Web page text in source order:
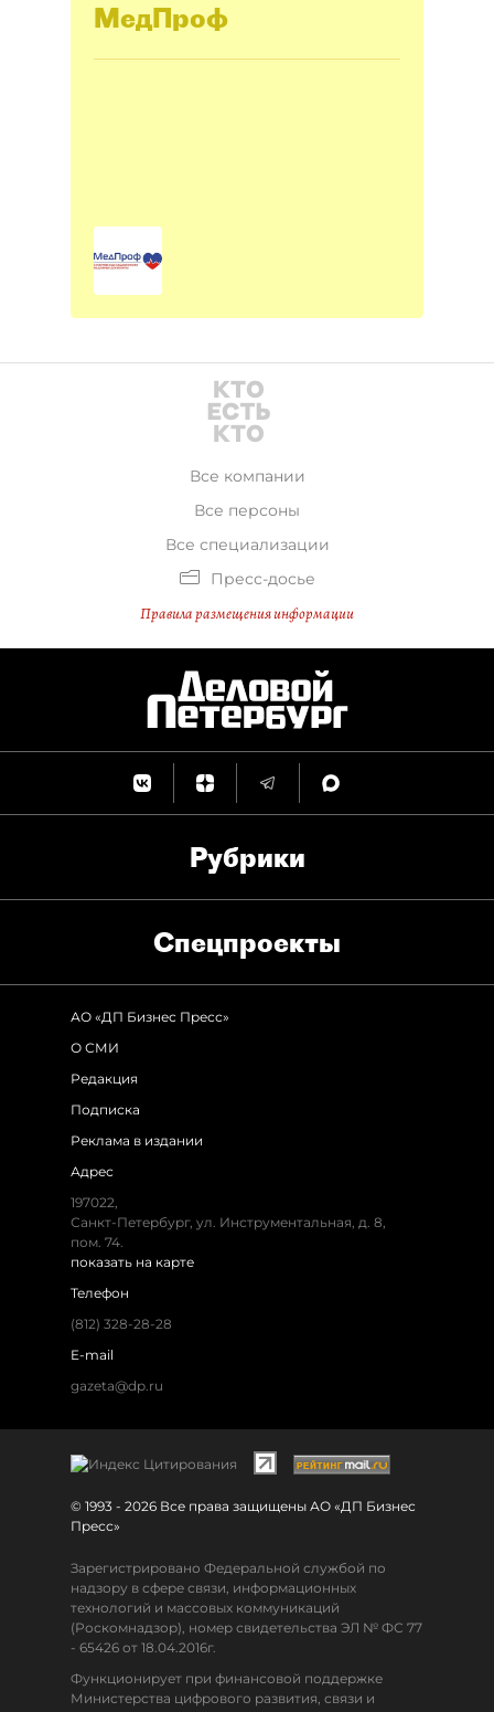
МедПроф
Все компании
Все персоны
Все специализации
Пресс-досье
Правила размещения информации
Рубрики
Спец­проекты
АО «ДП Бизнес Пресс»
О СМИ
Редакция
Подписка
Реклама в издании
Адрес
197022,
Санкт-Петербург, ул. Инструментальная, д. 8,
пом. 74.
показать на карте
Телефон
(812) 328-28-28
E-mail
gazeta@dp.ru
© 1993 - 2026 Все права защищены АО «ДП Бизнес
Пресс»
Зарегистрировано Федеральной службой по
надзору в сфере связи, информационных
технологий и массовых коммуникаций
(Роскомнадзор), номер свидетельства ЭЛ № ФС 77
- 65426 от 18.04.2016г.
Функционирует при финансовой поддержке
Министерства цифрового развития, связи и